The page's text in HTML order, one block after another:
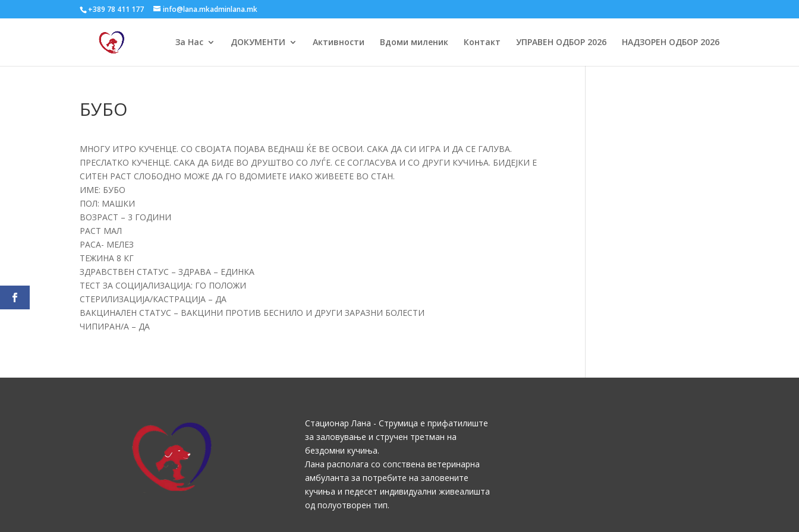
+389 78 411 177 info@lana.mkadminlana.mk
За Нас ДОКУМЕНТИ Активности Вдоми миленик Контакт УПРАВЕН ОДБОР 2026 НАДЗОРЕН ОДБОР 2026
БУБО
МНОГУ ИТРО КУЧЕНЦЕ. СО СВОЈАТА ПОЈАВА ВЕДНАШ ЌЕ ВЕ ОСВОИ. САКА ДА СИ ИГРА И ДА СЕ ГАЛУВА.
ПРЕСЛАТКО КУЧЕНЦЕ. САКА ДА БИДЕ ВО ДРУШТВО СО ЛУЃЕ. СЕ СОГЛАСУВА И СО ДРУГИ КУЧИЊА. БИДЕЈКИ Е
СИТЕН РАСТ СЛОБОДНО МОЖЕ ДА ГО ВДОМИЕТЕ ИАКО ЖИВЕЕТЕ ВО СТАН.
ИМЕ: БУБО
ПОЛ: МАШКИ
ВОЗРАСТ – 3 ГОДИНИ
РАСТ МАЛ
РАСА- МЕЛЕЗ
ТЕЖИНА 8 КГ
ЗДРАВСТВЕН СТАТУС – ЗДРАВА – ЕДИНКА
ТЕСТ ЗА СОЦИЈАЛИЗАЦИЈА: ГО ПОЛОЖИ
СТЕРИЛИЗАЦИЈА/КАСТРАЦИЈА – ДА
ВАКЦИНАЛЕН СТАТУС – ВАКЦИНИ ПРОТИВ БЕСНИЛО И ДРУГИ ЗАРАЗНИ БОЛЕСТИ
ЧИПИРАН/А – ДА
Стационар Лана - Струмица е прифатилиште
за заловување и стручен третман на
бездомни кучиња.
Лана располага со сопствена ветеринарна
амбуланта за потребите на заловените
кучиња и педесет индивидуални живеалишта
од полуотворен тип.